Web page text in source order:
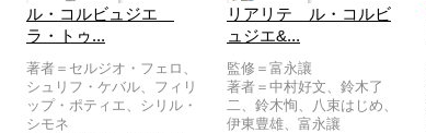
ル・コルビュジエ
ラ・トゥ...
著者＝セルジオ・フェロ、
シュリフ・ケバル、フィリ
ップ・ポティエ、シリル・
シモネ
リアリテ ル・コルビ
ュジエ&...
監修＝富永讓
著者＝中村好文、鈴木了
二、鈴木恂、八束はじめ、
伊東豊雄、富永讓